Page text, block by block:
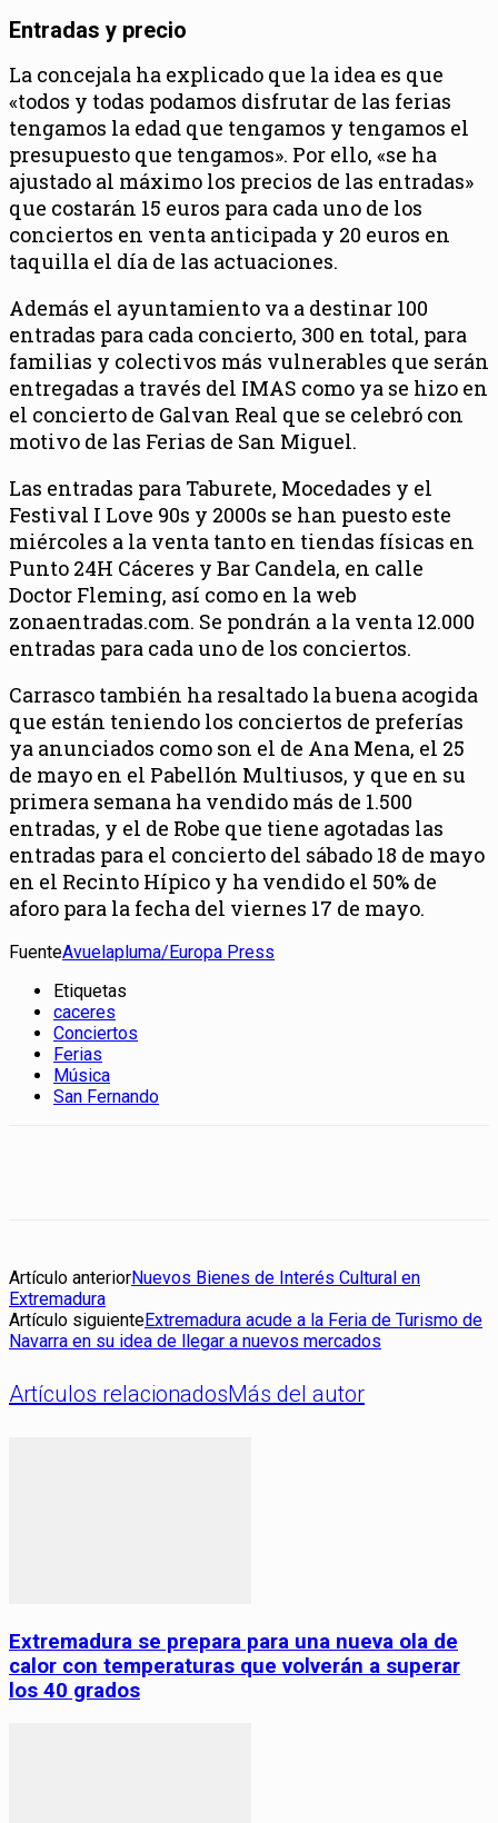
Entradas y precio
La concejala ha explicado que la idea es que
«todos y todas podamos disfrutar de las ferias
tengamos la edad que tengamos y tengamos el
presupuesto que tengamos». Por ello, «se ha
ajustado al máximo los precios de las entradas»
que costarán 15 euros para cada uno de los
conciertos en venta anticipada y 20 euros en
taquilla el día de las actuaciones.
Además el ayuntamiento va a destinar 100
entradas para cada concierto, 300 en total, para
familias y colectivos más vulnerables que serán
entregadas a través del IMAS como ya se hizo en
el concierto de Galvan Real que se celebró con
motivo de las Ferias de San Miguel.
Las entradas para Taburete, Mocedades y el
Festival I Love 90s y 2000s se han puesto este
miércoles a la venta tanto en tiendas físicas en
Punto 24H Cáceres y Bar Candela, en calle
Doctor Fleming, así como en la web
zonaentradas.com. Se pondrán a la venta 12.000
entradas para cada uno de los conciertos.
Carrasco también ha resaltado la buena acogida
que están teniendo los conciertos de preferías
ya anunciados como son el de Ana Mena, el 25
de mayo en el Pabellón Multiusos, y que en su
primera semana ha vendido más de 1.500
entradas, y el de Robe que tiene agotadas las
entradas para el concierto del sábado 18 de mayo
en el Recinto Hípico y ha vendido el 50% de
aforo para la fecha del viernes 17 de mayo.
FuenteAvuelapluma/Europa Press
Etiquetas
caceres
Conciertos
Ferias
Música
San Fernando
Artículo anteriorNuevos Bienes de Interés Cultural en
Extremadura
Artículo siguienteExtremadura acude a la Feria de Turismo de
Navarra en su idea de llegar a nuevos mercados
Artículos relacionadosMás del autor
Extremadura se prepara para una nueva ola de
calor con temperaturas que volverán a superar
los 40 grados